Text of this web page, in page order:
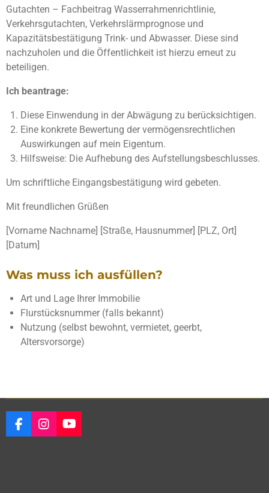
Gutachten – Fachbeitrag Wasserrahmenrichtlinie,
Verkehrsgutachten, Verkehrslärmprognose und
Kapazitätsbestätigung Trink- und Abwasser. Diese sind
nachzuholen und die Öffentlichkeit ist hierzu erneut zu
beteiligen.
Ich beantrage:
Diese Einwendung in der Abwägung zu berücksichtigen.
Eine konkrete Bewertung der vermögensrechtlichen
Auswirkungen auf mein Eigentum.
Hilfsweise: Die Aufhebung des Aufstellungsbeschlusses.
Um schriftliche Eingangsbestätigung wird gebeten.
Mit freundlichen Grüßen
[Vorname Nachname] [Straße, Hausnummer] [PLZ, Ort]
[Datum]
Was muss ich ausfüllen?
Art und Lage Ihrer Immobilie
Flurstücksnummer (falls bekannt)
Nutzung (selbst bewohnt, vermietet, geerbt,
Altersvorsorge)
F
a
I
n
Y
o